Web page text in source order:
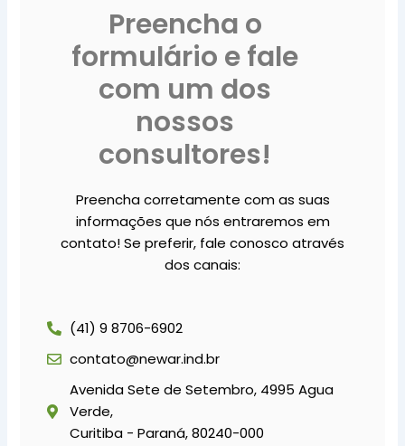
Preencha o
formulário e fale
com um dos
nossos
consultores!
Preencha corretamente com as suas
informações que nós entraremos em
contato! Se preferir, fale conosco através
dos canais:
(41) 9 8706-6902
contato@newar.ind.br
Avenida Sete de Setembro, 4995 Agua
Verde,
Curitiba - Paraná, 80240-000